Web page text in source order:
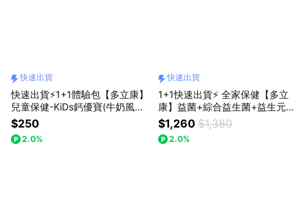
快速出貨
快速出貨⚡1+1體驗包【多立康】
兒童保健-KiDs鈣優寶(牛奶風味
粉狀)-5入/包(2包/3包/4包/10
包)『LINE禮物獨家組合』|小孩
營養補鈣🦴
$250
2.0%
快速出貨
1+1快速出貨⚡ 全家保健【多立
康】益菌+綜合益生菌+益生元-3
0包/盒-2入組 贈莓果風味維他命
C+E-60粒/包
$1,260 $1,380
2.0%